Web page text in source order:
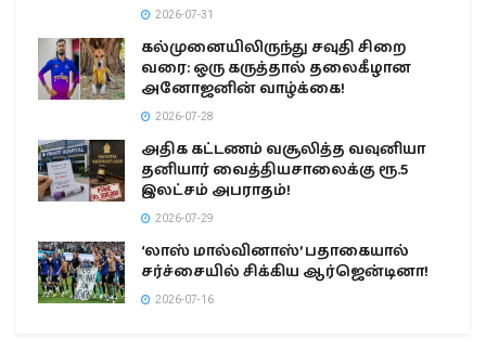
2026-07-31
கல்முனையிலிருந்து சவுதி சிறை
வரை: ஒரு கருத்தால் தலைகீழான
அனோஜனின் வாழ்க்கை!
2026-07-28
அதிக கட்டணம் வசூலித்த வவுனியா
தனியார் வைத்தியசாலைக்கு ரூ.5
இலட்சம் அபராதம்!
2026-07-29
‘லாஸ் மால்வினாஸ்’ பதாகையால்
சர்ச்சையில் சிக்கிய ஆர்ஜென்டினா!
2026-07-16